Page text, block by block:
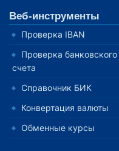
Веб-инструменты
Проверка IBAN
Проверка банковского
счета
Справочник БИК
Конвертация валюты
Обменные курсы